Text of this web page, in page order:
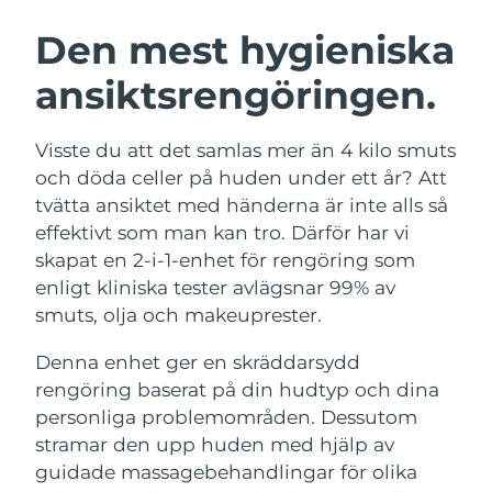
Den mest hygieniska
ansiktsrengöringen.
Visste du att det samlas mer än 4 kilo smuts
och döda celler på huden under ett år? Att
tvätta ansiktet med händerna är inte alls så
effektivt som man kan tro. Därför har vi
skapat en 2-i-1-enhet för rengöring som
enligt kliniska tester avlägsnar 99% av
smuts, olja och makeuprester.
Denna enhet ger en skräddarsydd
rengöring baserat på din hudtyp och dina
personliga problemområden. Dessutom
stramar den upp huden med hjälp av
guidade massagebehandlingar för olika
LUNA™ 4-paket
Anti-aging massage
LUNA™ 4 Plus
Massage, LED heating
LUNA™ 4 Men
For men, anti-aging massage
BEAR™ 2-paket
Microcurrent toning
BEAR™ 2 go
Microcurrent toning on-the-go
BEAR™ 2 eyes & lips
Microcurrent line smoothing device
Återfuktning
UFO™ 3-paket
Deep facial hydration
UFO™ 3 LED
Near-infrared and red light therapy
device
Munvård
issa™ 4
Hybrid silicone sonic toothbrush
issa™ 4 plus
Smart hybrid silicone sonic toothbrush
FAQ™ ANTI-AGING-BEHANDLING
Anti-aging LED-behandlingar
NEW
Österrike Förväntad leverans 8/8/26
Bahrain Förväntad leverans8/9/26
Belgien
Bermuda Förväntad leverans 8/14/26
Bosnien och
Hercegovina
Förväntad leverans 8/11/26
Brunei Förväntad leverans
Bulgarien Förväntad leverans
Kanada Förväntad leverans8/12/26
Chile Förväntad leverans8/12/26